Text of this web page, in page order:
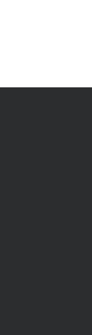
次來吃了刺身河
很有特色的店，
酥又香，站長最
野薑花盛產期，
的令人齒頰留
館子。 冷菜居
有油膩感很健
車場有可愛的恐